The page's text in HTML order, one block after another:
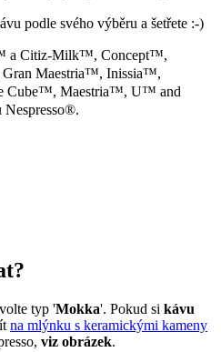
podle svého výběru a šetřete :-)
a Citiz-Milk™, Concept™,
Maestria™, Inissia™,
Cube™, Maestria™, U™ and
typ 'Mokka'. Pokud si kávu
na mlýnku s keramickými kameny
viz obrázek.